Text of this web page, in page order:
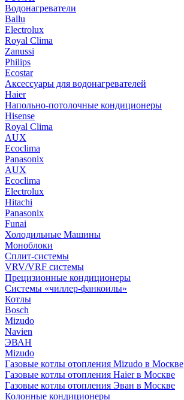
Водонагреватели
Ballu
Electrolux
Royal Clima
Zanussi
Philips
Ecostar
Аксессуары для водонагревателей
Haier
Напольно-потолочные кондиционеры
Hisense
Royal Clima
AUX
Ecoclima
Panasonix
AUX
Ecoclima
Electrolux
Hitachi
Panasonix
Funai
Холодильные Машины
Моноблоки
Сплит-системы
VRV/VRF системы
Прецизионные кондиционеры
Системы «чиллер-фанкоилы»
Котлы
Bosch
Mizudo
Navien
ЭВАН
Mizudo
Газовые котлы отопления Mizudo в Москве
Газовые котлы отопления Haier в Москве
Газовые котлы отопления Эван в Москве
Колонные кондиционеры